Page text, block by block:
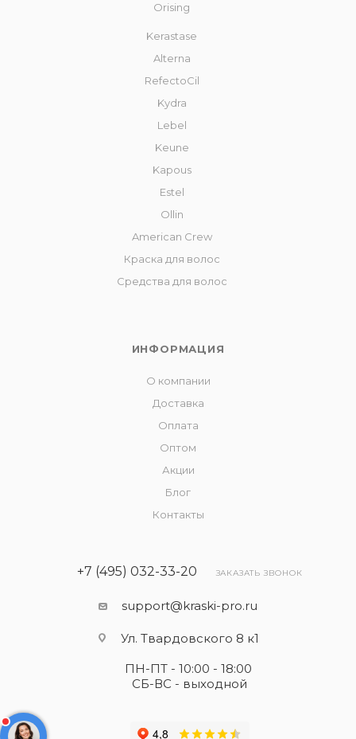
Orising
Kerastase
Alterna
RefectoCil
Kydra
Lebel
Keune
Kapous
Estel
Ollin
American Crew
Краска для волос
Средства для волос
ИНФОРМАЦИЯ
О компании
Доставка
Оплата
Оптом
Акции
Блог
Контакты
+7 (495) 032-33-20 ЗАКАЗАТЬ ЗВОНОК
support@kraski-pro.ru
Ул. Твардовского 8 к1
ПН-ПТ - 10:00 - 18:00
СБ-ВС - выходной